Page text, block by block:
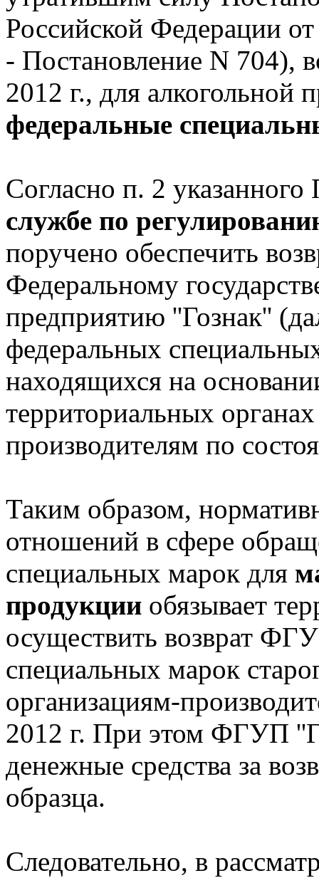
Российской Федерации
- Постановление N 704),
2012 г., для алкогольной
федеральные
Согласно п. 2
службе по
поручено обеспечить
Федеральному
предприятию ''Гознак''
федеральных
находящихся на
территориальных
производителям по
Таким образом,
отношений в сфере
специальных марок для
продукции обязывает
осуществить возврат
специальных марок
организациям-
2012 г. При этом ФГУП
денежные средства за
образца.
Следовательно, в